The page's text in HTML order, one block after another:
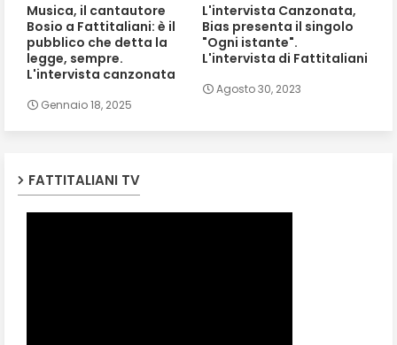
Musica, il cantautore
Bosio a Fattitaliani: è il
pubblico che detta la
legge, sempre.
L'intervista canzonata
Gennaio 18, 2025
L'intervista Canzonata,
Bias presenta il singolo
"Ogni istante".
L'intervista di Fattitaliani
Agosto 30, 2023
FATTITALIANI TV